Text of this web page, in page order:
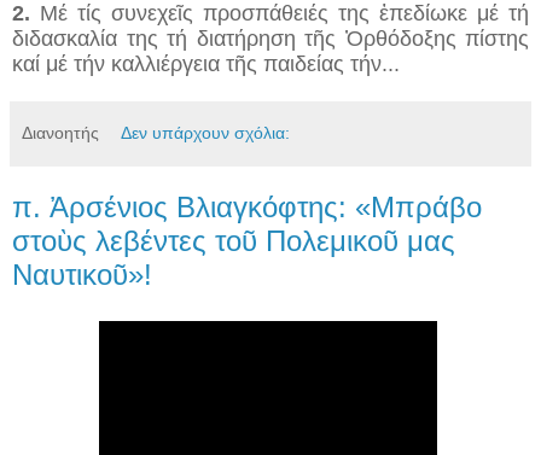
2. Μέ τίς συνεχεῖς προσπάθειές της ἐπεδίωκε μέ τή
διδασκαλία της τή διατήρηση τῆς Ὀρθόδοξης πίστης
καί μέ τήν καλλιέργεια τῆς παιδείας τήν...
Διανοητής Δεν υπάρχουν σχόλια:
π. Ἀρσένιος Βλιαγκόφτης: «Μπράβο
στοὺς λεβέντες τοῦ Πολεμικοῦ μας
Ναυτικοῦ»!